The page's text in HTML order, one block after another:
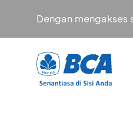
Dengan mengakses